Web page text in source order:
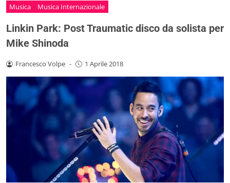
Musica Musica Internazionale
Linkin Park: Post Traumatic disco da solista per
Mike Shinoda
Francesco Volpe - 1 Aprile 2018